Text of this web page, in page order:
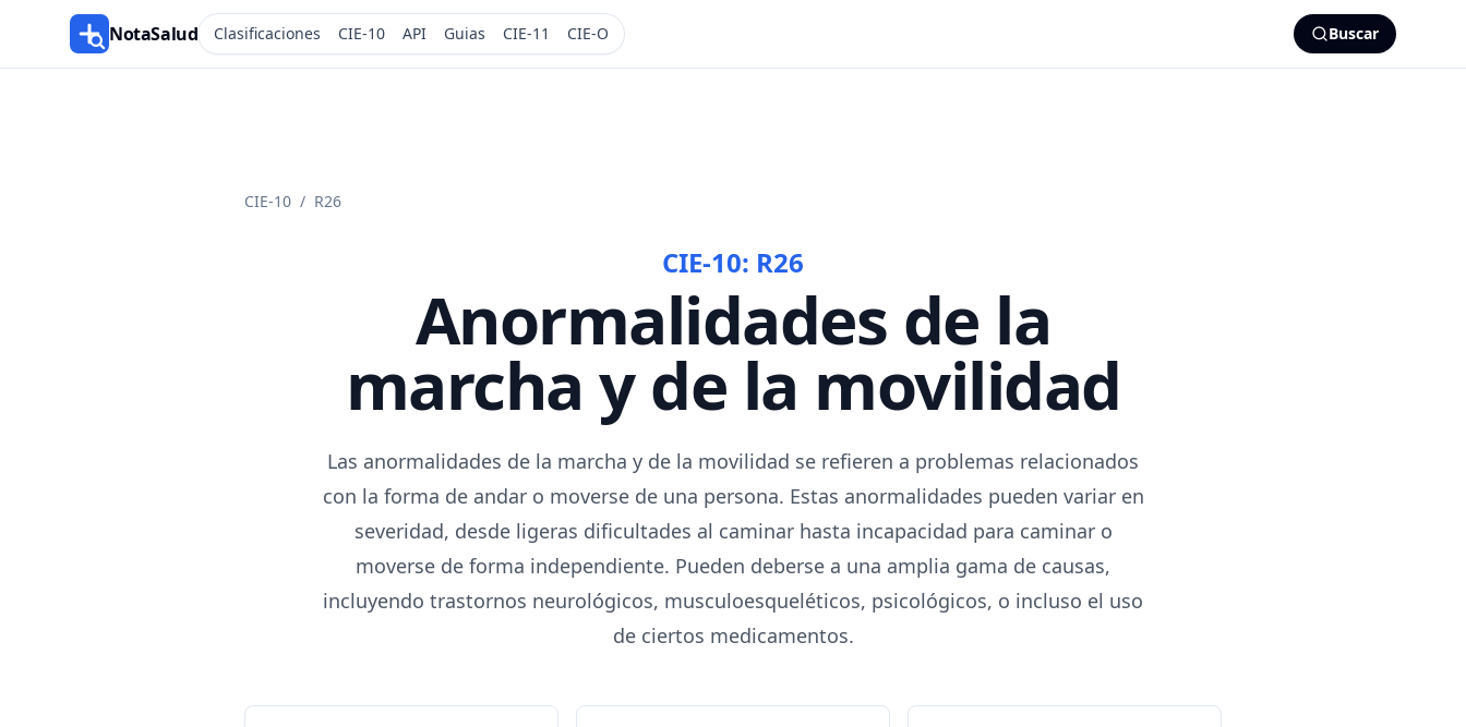
NotaSalud Clasificaciones CIE-10 API Guias CIE-11 CIE-O Buscar
CIE-10 / R26
CIE-10: R26
Anormalidades de la
marcha y de la movilidad
Las anormalidades de la marcha y de la movilidad se refieren a problemas relacionados
con la forma de andar o moverse de una persona. Estas anormalidades pueden variar en
severidad, desde ligeras dificultades al caminar hasta incapacidad para caminar o
moverse de forma independiente. Pueden deberse a una amplia gama de causas,
incluyendo trastornos neurológicos, musculoesqueléticos, psicológicos, o incluso el uso
de ciertos medicamentos.